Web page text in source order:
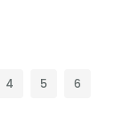
4 5
6